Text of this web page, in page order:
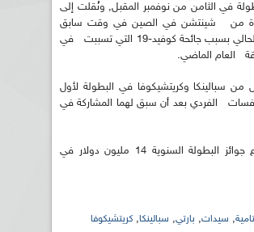
في الثامن من نوفمبر المقبل, ونُقلت إلى
من شينتشن في الصين في وقت سابق
من الشهر الحالي بسبب جائحة كوفيد-19 التي تسببت في
العام الماضي.
سبالينكا وكريتشيكوفا في البطولة لأول
الفردي بعد أن سبق لهما المشاركة في
وبلغ مجموع جوائز البطولة السنوية 14 مليون دولار في
, سيدات, بارتي, سبالينكا, كريتشيكوفا